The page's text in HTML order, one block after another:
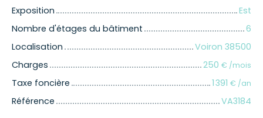
Exposition
Est
Nombre d'étages du bâtiment
6
Localisation
Voiron 38500
Charges
250 € /mois
Taxe foncière 1 391 € /an
Référence VA3184